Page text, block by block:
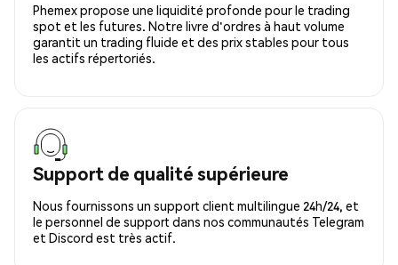
Phemex propose une liquidité profonde pour le trading
spot et les futures. Notre livre d'ordres à haut volume
garantit un trading fluide et des prix stables pour tous
les actifs répertoriés.
Support de qualité supérieure
Nous fournissons un support client multilingue 24h/24, et
le personnel de support dans nos communautés Telegram
et Discord est très actif.